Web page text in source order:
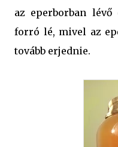
az eperborban
forró lé, mivel az
tovább erjednie.